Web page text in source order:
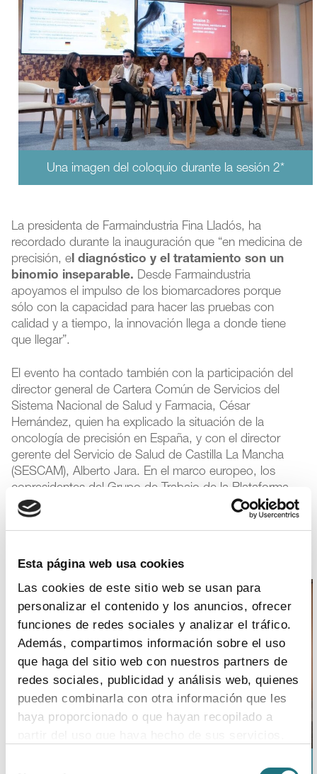
Esta página web usa cookies
Las cookies de este sitio web se usan para
personalizar el contenido y los anuncios, ofrecer
funciones de redes sociales y analizar el tráfico.
Además, compartimos información sobre el uso
que haga del sitio web con nuestros partners de
redes sociales, publicidad y análisis web, quienes
pueden combinarla con otra información que les
haya proporcionado o que hayan recopilado a
Una imagen del coloquio durante la sesión 2*
La presidenta de Farmaindustria Fina Lladós, ha
recordado durante la inauguración que “en medicina de
precisión, el diagnóstico y el tratamiento son un
binomio inseparable. Desde Farmaindustria
apoyamos el impulso de los biomarcadores porque
sólo con la capacidad para hacer las pruebas con
calidad y a tiempo, la innovación llega a donde tiene
que llegar”.
El evento ha contado también con la participación del
director general de Cartera Común de Servicios del
Sistema Nacional de Salud y Farmacia, César
Hernández, quien ha explicado la situación de la
oncología de precisión en España, y con el director
gerente del Servicio de Salud de Castilla La Mancha
(SESCAM), Alberto Jara. En el marco europeo, los
copresidentes del Grupo de Trabajo de la Plataforma
Oncológica EFPIA sobre Oncología de Precisión, Olivia
McDermid y Matthijs van Meerveld, quienes han
Una imagen del coloquio durante la sesión 3*